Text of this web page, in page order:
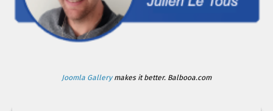
Joomla Gallerymakes it better. Balbooa.com